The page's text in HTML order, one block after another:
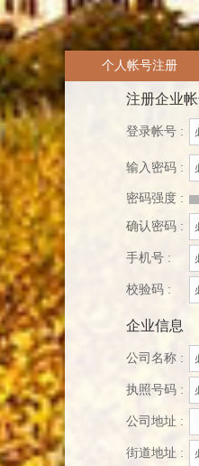
个人帐号注册
注册企业
登录帐号 :
输入密码 :
密码强度 :
确认密码 :
手机号 :
校验码 :
企业信息
公司名称 :
执照号码 :
公司地址 :
街道地址 :